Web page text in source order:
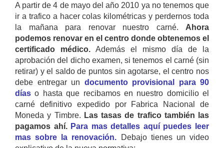
A partir de 4 de mayo del año 2010 ya no tenemos que
ir a trafico a hacer colas kilométricas y perdernos toda
la mañana para renovar nuestro carné. Ahora
podemos renovar en el centro donde obtenemos el
certificado médico. Además el mismo día de la
aprobación del dicho examen, si tenemos el carné (sin
retirar) y el saldo de puntos sin agotarse, el centro nos
debe entregar un documento provisional para 90
días o hasta que recibamos en nuestro domicilio el
carné definitivo expedido por Fabrica Nacional de
Moneda y Timbre. Las tasas de trafico también las
pagamos ahí. Para mas detalles aquí puedes leer
mas sobre la renovación. Debajo tienes un video